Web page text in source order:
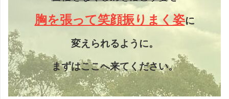
胸を張って笑顔振りまく姿に
変えられるように。
まずはここへ来てください。